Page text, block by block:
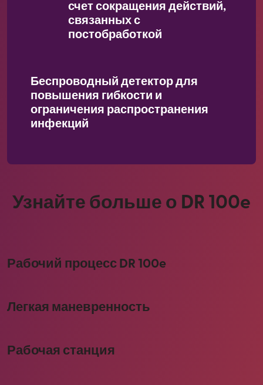
счет сокращения действий,
связанных с
постобработкой
Беспроводный детектор для
повышения гибкости и
ограничения распространения
инфекций
Узнайте больше о DR 100e
Рабочий процесс DR 100e
Легкая маневренность
Рабочая станция